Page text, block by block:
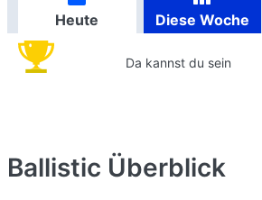
Heute Diese Woche
Da kannst du sein
Ballistic Überblick